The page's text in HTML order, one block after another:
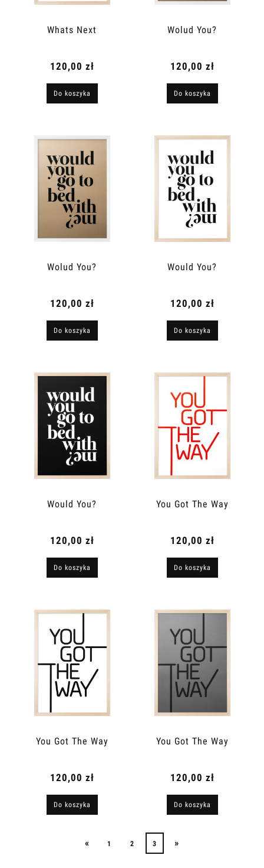
Whats Next
120,00 zł
Do koszyka
Wolud You?
120,00 zł
Do koszyka
Wolud You?
120,00 zł
Do koszyka
Would You?
120,00 zł
Do koszyka
Would You?
120,00 zł
Do koszyka
You Got The Way
120,00 zł
Do koszyka
You Got The Way
120,00 zł
Do koszyka
You Got The Way
120,00 zł
Do koszyka
« 1 2 3 »